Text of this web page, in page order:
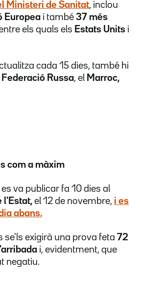
Ministeri de Sanitat, inclou
Europea i també 37 més
els quals els Estats Units i
cada 15 dies, també hi
Federació Russa, el Marroc,
com a màxim
va publicar fa 10 dies al
l'Estat, el 12 de novembre, i es
abans.
se'ls exigirà una prova feta 72
i, evidentment, que
negatiu.